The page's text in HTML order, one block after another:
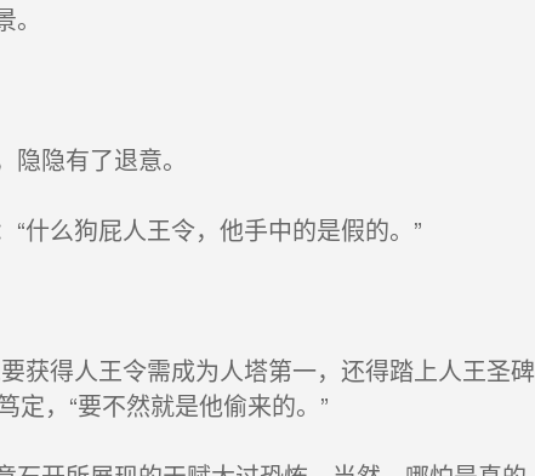
隐有了退意。
什么狗屁人王令，他手中的是假的。”
获得人王令需成为人塔第一，还得踏上人王圣
定，“要不然就是他偷来的。”